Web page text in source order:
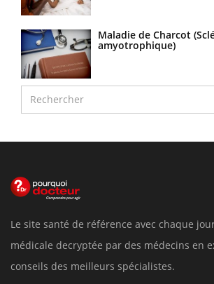
Maladie de Charcot
amyotrophique)
Le site santé de référence avec chaque
médicale decryptée par des médecins en
conseils des meilleurs spécialistes.